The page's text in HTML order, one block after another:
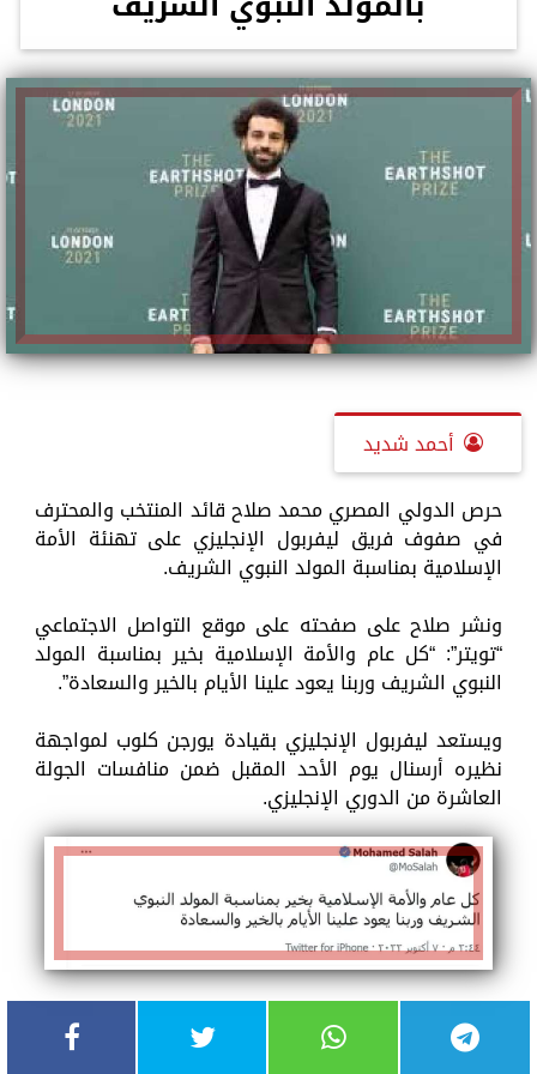
أحمد شديد
حرص الدولي المصري محمد صلاح قائد المنتخب والمحترف
في صفوف فريق ليفربول الإنجليزي على تهنئة الأمة
الإسلامية بمناسبة المولد النبوي الشريف.
ونشر صلاح على صفحته على موقع التواصل الاجتماعي
“تويتر”: “كل عام والأمة الإسلامية بخير بمناسبة المولد
النبوي الشريف وربنا يعود علينا الأيام بالخير والسعادة”.
ويستعد ليفربول الإنجليزي بقيادة يورجن كلوب لمواجهة
نظيره أرسنال يوم الأحد المقبل ضمن منافسات الجولة
العاشرة من الدوري الإنجليزي.